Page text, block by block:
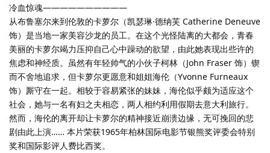
冷血惊魂——————————
从布鲁塞尔来到伦敦的卡萝尔（凯瑟琳·德纳芙 Catherine Deneuve
饰）是当地一家美容沙龙的员工。在这个光怪陆离的大都会，青春
美丽的卡萝尔竭力压抑自己心中躁动的欲望，由此她表现出些许的
焦虑和神经质。虽然有年轻帅气的小伙子柯林（John Fraser 饰）锲
而不舍地追求，但卡萝尔更愿意和姐姐海伦（Yvonne Furneaux
饰）厮守在一起。相较于容易紧张的妹妹，海伦似乎颇为适应这个
社会，她与一名有妇之夫相恋，两人相约利用假期去意大利旅行。
然而，海伦的离开却让卡萝尔的精神接近崩溃边缘，无可挽回的悲
剧由此上演…… 本片荣获1965年柏林国际电影节银熊奖评委会特别
奖和国际影评人费比西奖。